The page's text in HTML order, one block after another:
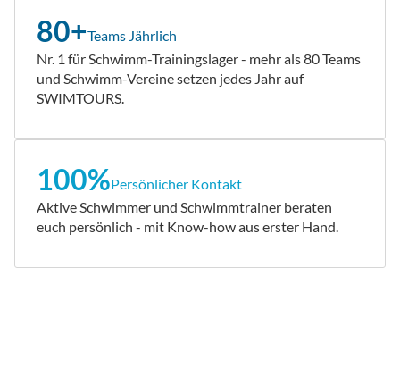
80+Teams Jährlich
Nr. 1 für Schwimm-Trainingslager - mehr als 80 Teams
und Schwimm-Vereine setzen jedes Jahr auf
SWIMTOURS.
100%Persönlicher Kontakt
Aktive Schwimmer und Schwimmtrainer beraten
euch persönlich - mit Know-how aus erster Hand.